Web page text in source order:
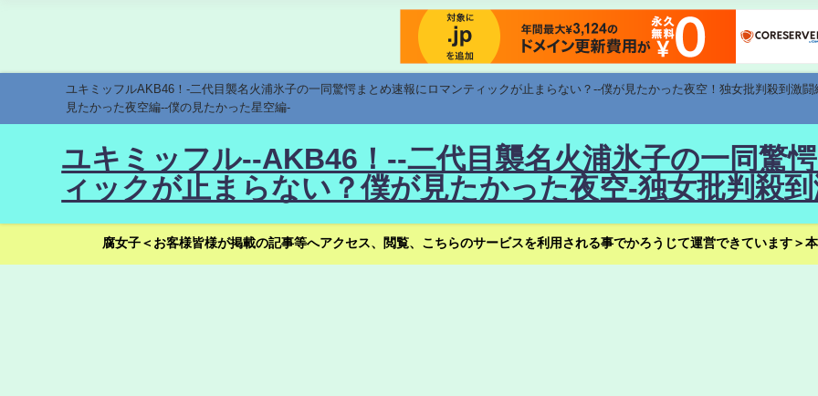
ユキミッフルAKB46！-二代目襲名火浦氷子の一同驚愕まとめ速報にロマンティックが止まらない？--僕が見たかった夜空！独女批判殺到激
見たかった夜空編--僕の見たかった星空編-
ユキミッフル--AKB46！--二代目襲名火浦氷子の一同驚
ィックが止まらない？僕が見たかった夜空-独女批判殺
腐女子＜お客様皆様が掲載の記事等へアクセス、閲覧、こちらのサービスを利用される事でかろうじて運営できています＞